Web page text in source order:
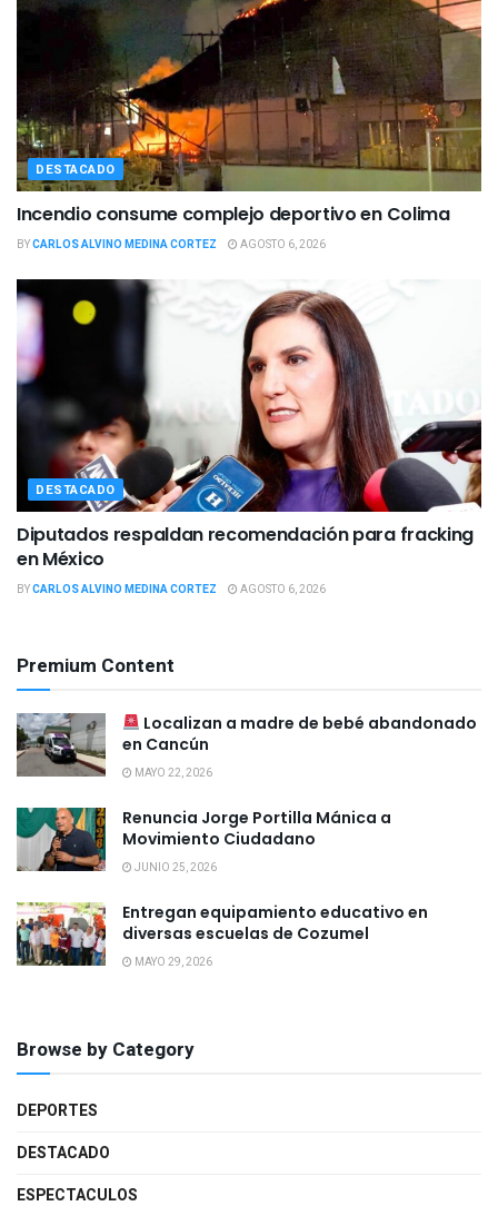
DESTACADO
Incendio consume complejo deportivo en Colima
BYCARLOS ALVINO MEDINA CORTEZ AGOSTO 6, 2026
DESTACADO
Diputados respaldan recomendación para fracking
en México
BYCARLOS ALVINO MEDINA CORTEZ AGOSTO 6, 2026
Premium Content
Localizan a madre de bebé abandonado
en Cancún
MAYO 22, 2026
Renuncia Jorge Portilla Mánica a
Movimiento Ciudadano
JUNIO 25, 2026
Entregan equipamiento educativo en
diversas escuelas de Cozumel
MAYO 29, 2026
Browse by Category
DEPORTES
DESTACADO
ESPECTACULOS